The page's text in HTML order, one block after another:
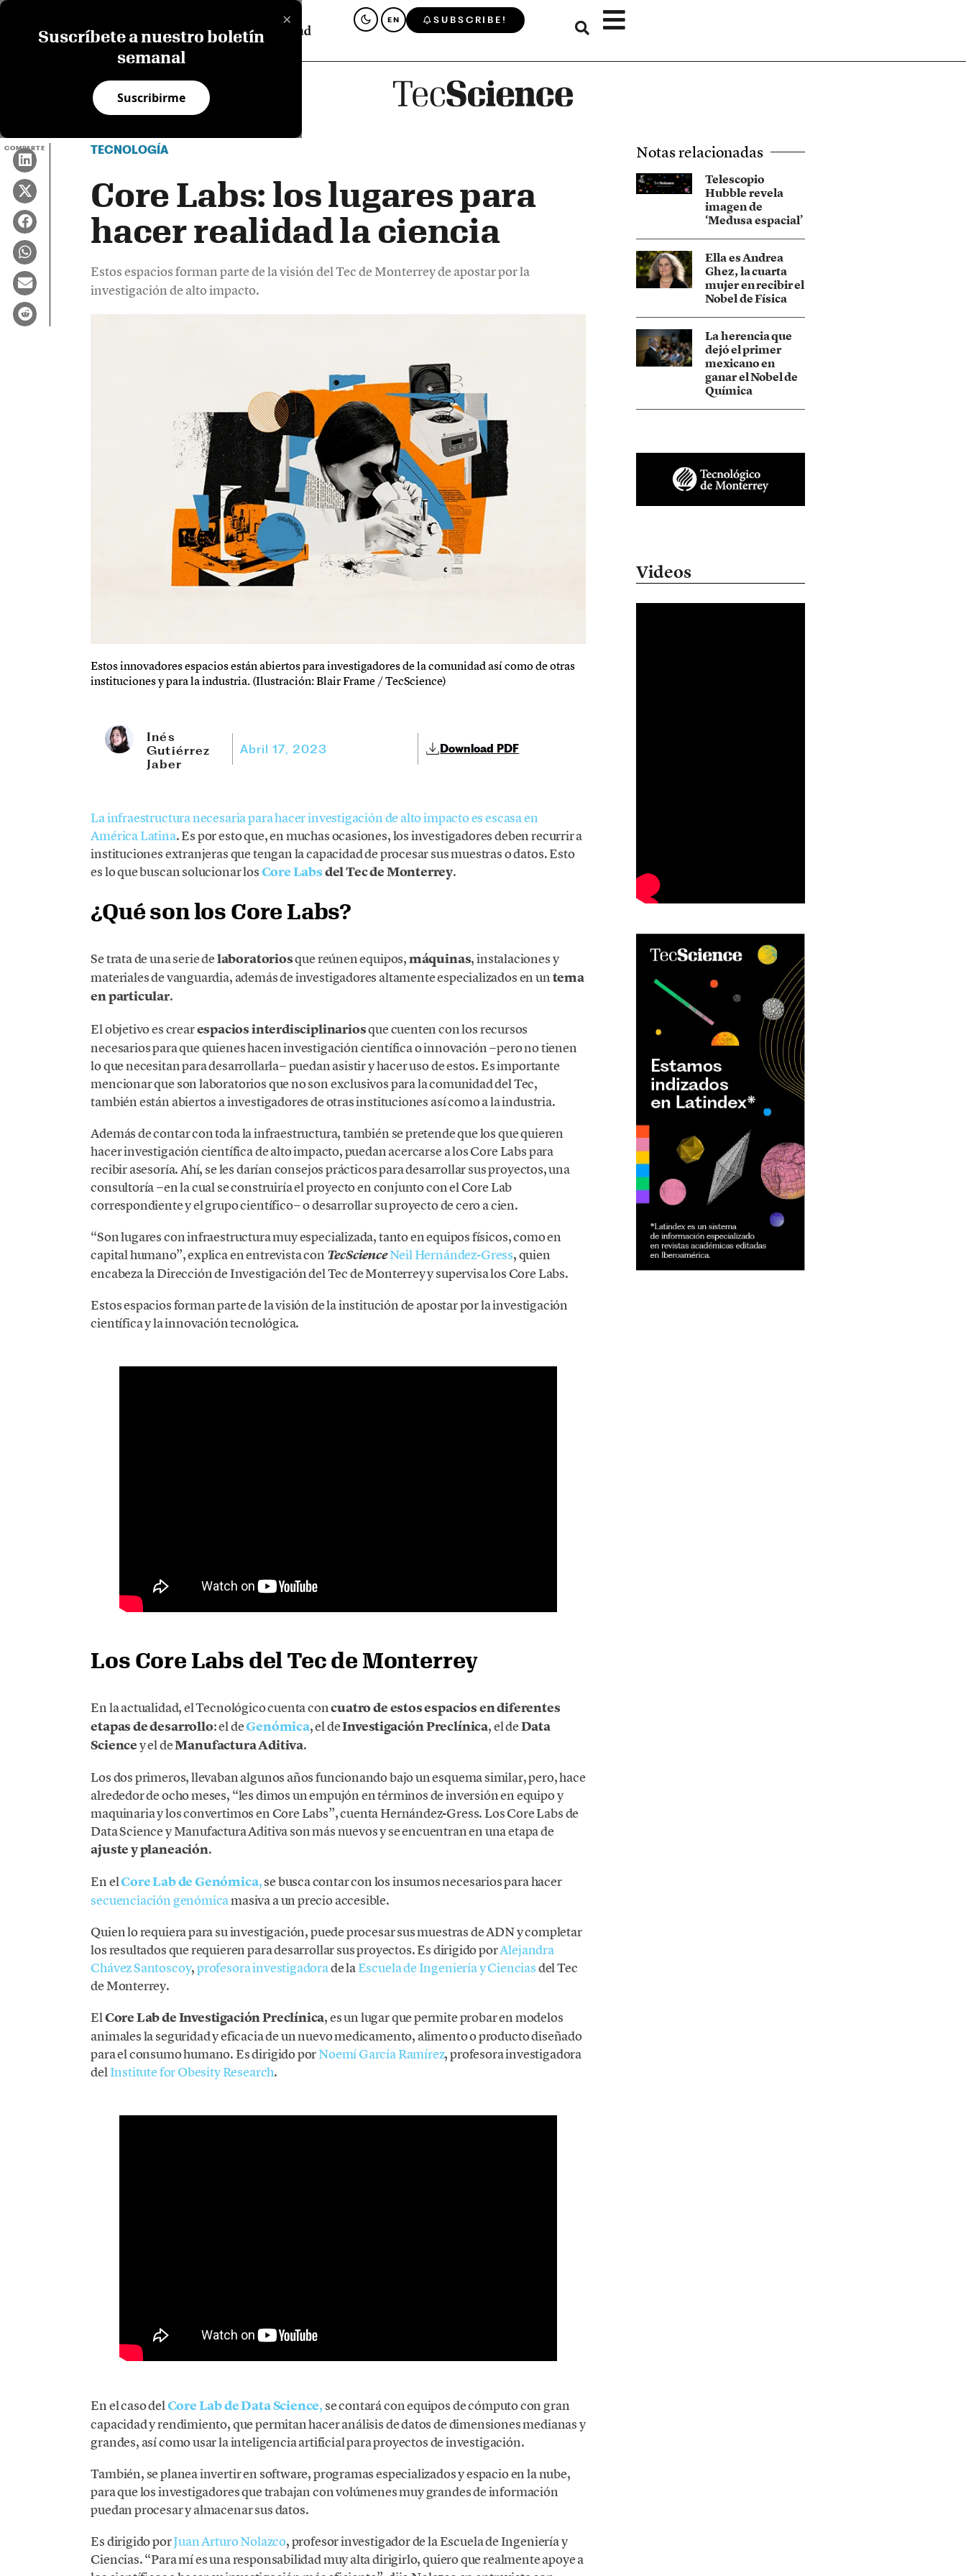
×
Suscríbete a nuestro boletín
semanal
Suscribirme
EN SUBSCRIBE!
COMPARTE TECNOLOGÍA
Core Labs: los lugares para
hacer realidad la ciencia
Estos espacios forman parte de la visión del Tec de Monterrey de apostar por la
investigación de alto impacto.
Estos innovadores espacios están abiertos para investigadores de la comunidad así como de otras
instituciones y para la industria. (Ilustración: Blair Frame / TecScience)
Inés
Gutiérrez
Jaber
Abril 17, 2023 Download PDF
La infraestructura necesaria para hacer investigación de alto impacto es escasa en
América Latina. Es por esto que, en muchas ocasiones, los investigadores deben recurrir a
instituciones extranjeras que tengan la capacidad de procesar sus muestras o datos. Esto
es lo que buscan solucionar losCore Labsdel Tec de Monterrey.
¿Qué son los Core Labs?
Se trata de una serie delaboratoriosque reúnen equipos,máquinas, instalaciones y
materiales de vanguardia, además de investigadores altamente especializados en untema
en particular.
El objetivo es crearespacios interdisciplinariosque cuenten con los recursos
necesarios para que quienes hacen investigación científica o innovación −pero no tienen
lo que necesitan para desarrollarla− puedan asistir y hacer uso de estos. Es importante
mencionar que son laboratorios que no son exclusivos para la comunidad del Tec,
también están abiertos a investigadores de otras instituciones así como a la industria.
Además de contar con toda la infraestructura, también se pretende que los que quieren
hacer investigación científica de alto impacto, puedan acercarse a los Core Labs para
recibir asesoría. Ahí, se les darían consejos prácticos para desarrollar sus proyectos, una
consultoría −en la cual se construiría el proyecto en conjunto con el Core Lab
correspondiente y el grupo científico− o desarrollar su proyecto de cero a cien.
“Son lugares con infraestructura muy especializada, tanto en equipos físicos, como en
capital humano”, explica en entrevista con TecScienceNeil Hernández-Gress, quien
encabeza la Dirección de Investigación del Tec de Monterrey y supervisa los Core Labs.
Estos espacios forman parte de la visión de la institución de apostar por la investigación
científica y la innovación tecnológica.
Los Core Labs del Tec de Monterrey
En la actualidad, el Tecnológico cuenta concuatro de estos espacios en diferentes
etapas de desarrollo: el deGenómica, el deInvestigación Preclínica, el deData
Sciencey el deManufactura Aditiva.
Los dos primeros, llevaban algunos años funcionando bajo un esquema similar, pero, hace
alrededor de ocho meses, “les dimos un empujón en términos de inversión en equipo y
maquinaria y los convertimos en Core Labs”, cuenta Hernández-Gress. Los Core Labs de
Data Science y Manufactura Aditiva son más nuevos y se encuentran en una etapa de
ajuste y planeación.
En elCore Lab de Genómica,se busca contar con los insumos necesarios para hacer
secuenciación genómicamasiva a un precio accesible.
Quien lo requiera para su investigación, puede procesar sus muestras de ADN y completar
los resultados que requieren para desarrollar sus proyectos. Es dirigido porAlejandra
Chávez Santoscoy,profesora investigadorade laEscuela de Ingeniería y Cienciasdel Tec
de Monterrey.
ElCore Lab de Investigación Preclínica, es un lugar que permite probar en modelos
animales la seguridad y eficacia de un nuevo medicamento, alimento o producto diseñado
para el consumo humano. Es dirigido porNoemí García Ramírez, profesora investigadora
delInstitute for Obesity Research.
En el caso delCore Lab de Data Science,se contará con equipos de cómputo con gran
capacidad y rendimiento, que permitan hacer análisis de datos de dimensiones medianas y
grandes, así como usar la inteligencia artificial para proyectos de investigación.
También, se planea invertir en software, programas especializados y espacio en la nube,
para que los investigadores que trabajan con volúmenes muy grandes de información
puedan procesar y almacenar sus datos.
Es dirigido porJuan Arturo Nolazco, profesor investigador de la Escuela de Ingeniería y
Ciencias. “Para mí es una responsabilidad muy alta dirigirlo, quiero que realmente apoye a
Notas relacionadas
Telescopio
Hubble revela
imagen de
‘Medusa espacial’
Ella es Andrea
Ghez, la cuarta
mujer en recibir el
Nobel de Física
La herencia que
dejó el primer
mexicano en
ganar el Nobel de
Química
Videos